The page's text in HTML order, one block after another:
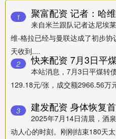
1
来自米兰跟队记者达尼埃
维-格拉已经与曼联达成了初步
天收到....
2
本站消息，7月3日平煤转
129.18元/张，成交额2966.56万
3
2025年7月14日清晨，酒
动人心的时刻。刚刚结束180天